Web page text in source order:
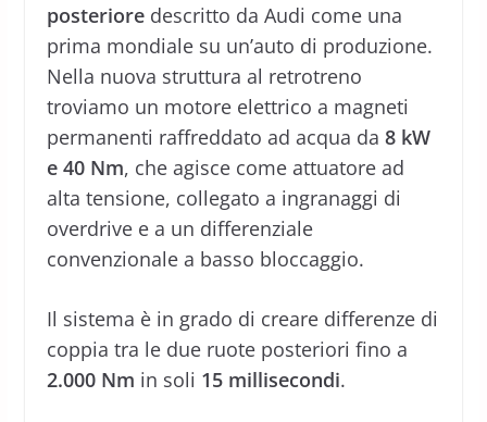
posterioredescritto da Audi come una
prima mondiale su un’auto di produzione.
Nella nuova struttura al retrotreno
troviamo un motore elettrico a magneti
permanenti raffreddato ad acqua da 8 kW
e 40 Nm, che agisce come attuatore ad
alta tensione, collegato a ingranaggi di
overdrive e a un differenziale
convenzionale a basso bloccaggio.
Il sistema è in grado di creare differenze di
coppia tra le due ruote posteriori fino a
2.000 Nm in soli 15 millisecondi.